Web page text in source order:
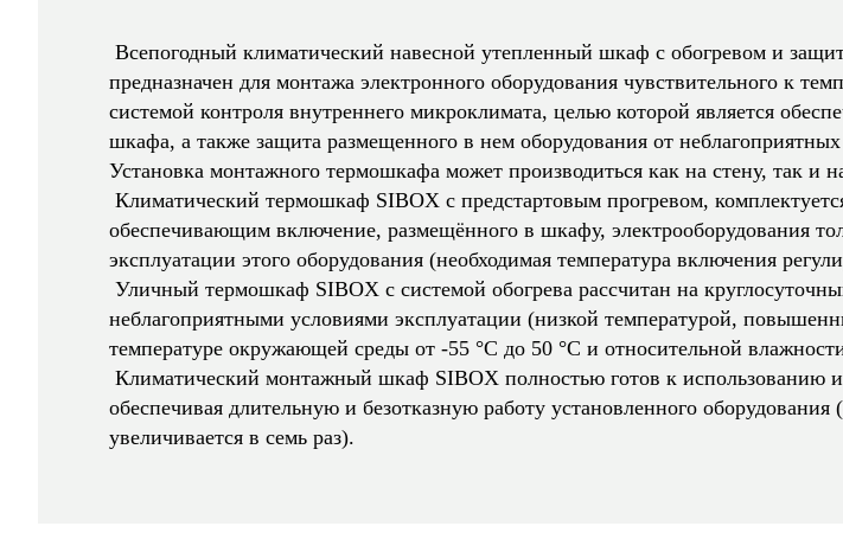
Всепогодный климатический навесной утепленный шкаф с обогревом и
предназначен для монтажа электронного оборудования чувствительного к
системой контроля внутреннего микроклимата, целью которой является
шкафа, а также защита размещенного в нем оборудования от
Установка монтажного термошкафа может производиться как на стену, так и
Климатический термошкаф SIBOX с предстартовым прогревом,
обеспечивающим включение, размещённого в шкафу, электрооборудования
эксплуатации этого оборудования (необходимая температура включения
Уличный термошкаф SIBOX с системой обогрева рассчитан на
неблагоприятными условиями эксплуатации (низкой температурой,
температуре окружающей среды от -55 °C до 50 °C и относительной
Климатический монтажный шкаф SIBOX полностью готов к использованию и
обеспечивая длительную и безотказную работу установленного
увеличивается в семь раз).